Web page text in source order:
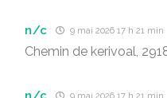
n/c 9 mai 2026 17 h 21 min
Chemin de kerivoal,